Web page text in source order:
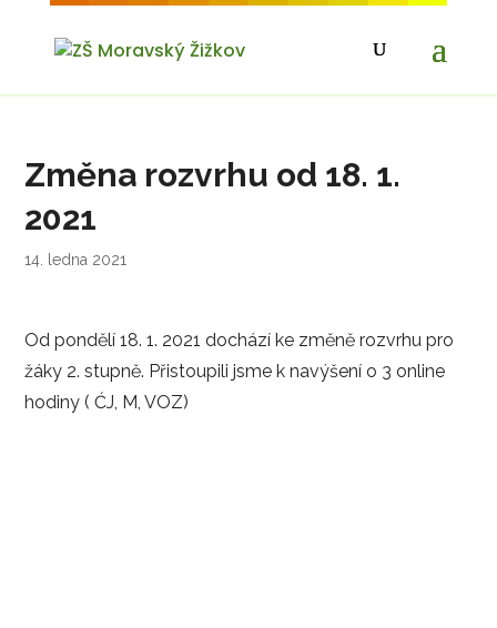
Změna rozvrhu od 18. 1.
2021
14. ledna 2021
Od pondělí 18. 1. 2021 dochází ke změně rozvrhu pro
žáky 2. stupně. Přistoupili jsme k navýšení o 3 online
hodiny ( ĆJ, M, VOZ)